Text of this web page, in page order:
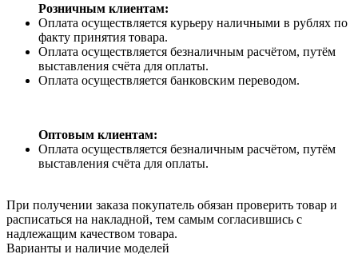
Розничным клиентам:
Оплата осуществляется курьеру наличными в рублях по
факту принятия товара.
Оплата осуществляется безналичным расчётом, путём
выставления счёта для оплаты.
Оплата осуществляется банковским переводом.
Оптовым клиентам:
Оплата осуществляется безналичным расчётом, путём
выставления счёта для оплаты.
При получении заказа покупатель обязан проверить товар и
расписаться на накладной, тем самым согласившись с
надлежащим качеством товара.
Варианты и наличие моделей